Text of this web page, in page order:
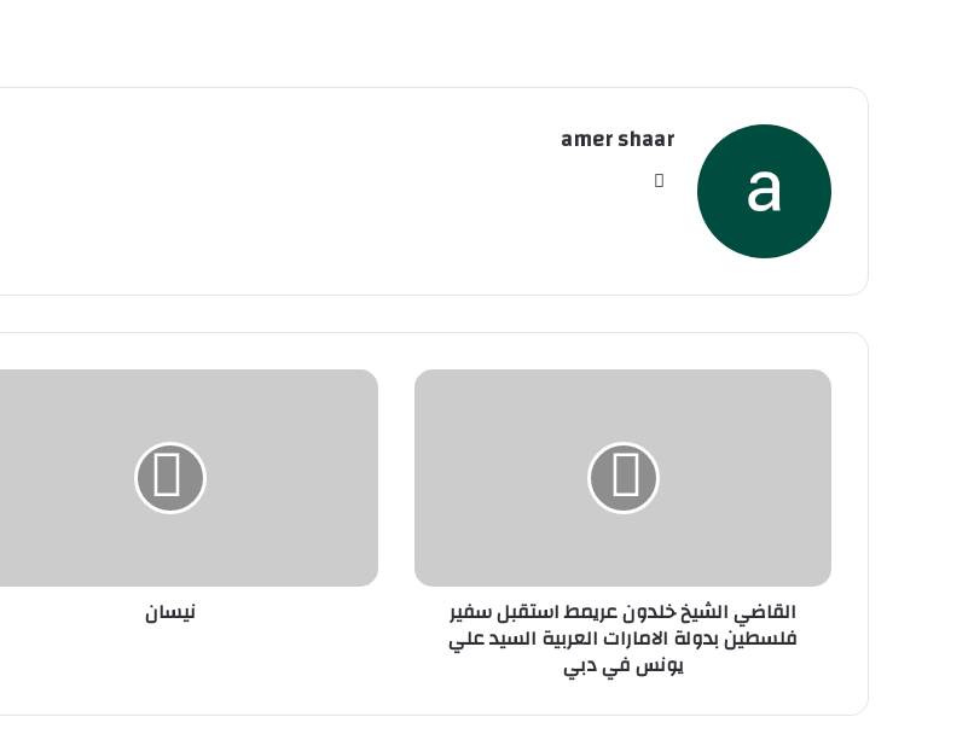
amer shaar
القاضي الشيخ خلدون عريمط استقبل سفير
فلسطين بدولة الامارات العربية السيد علي
يونس في دبي
نيسان